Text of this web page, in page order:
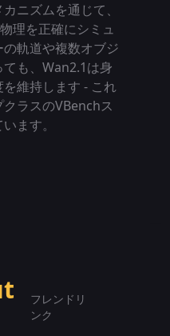
ニズムを通じて、
理を正確にシミュ
軌道や複数オブジ
も、Wan2.1は身
維持します - これ
ラスのVBenchス
ます。
フレンドリ
ンク